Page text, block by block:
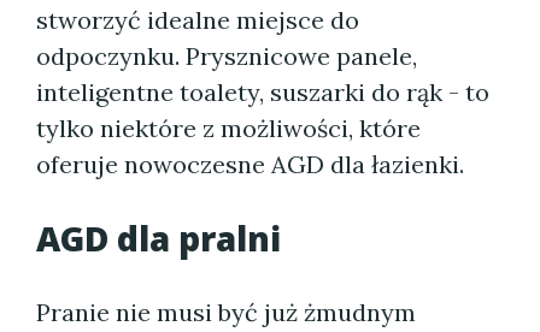
stworzyć idealne miejsce do
odpoczynku. Prysznicowe panele,
inteligentne toalety, suszarki do rąk - to
tylko niektóre z możliwości, które
oferuje nowoczesne AGD dla łazienki.
AGD dla pralni
Pranie nie musi być już żmudnym